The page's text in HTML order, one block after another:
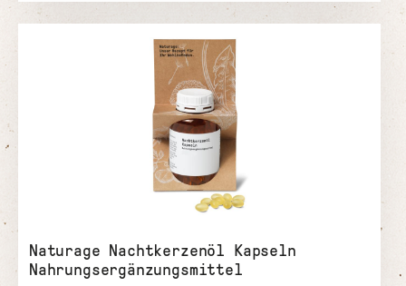
Naturage Nachtkerzenöl Kapseln
Nahrungsergänzungsmittel